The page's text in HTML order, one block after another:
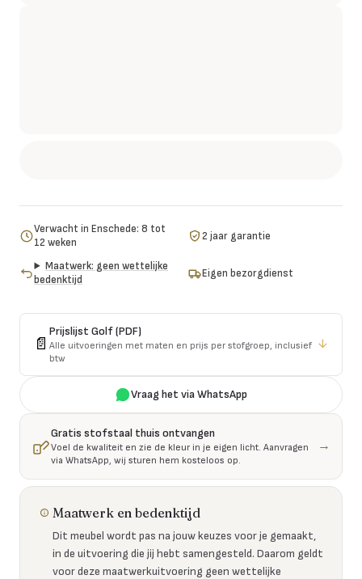
Verwacht in Enschede: 8 tot
12 weken
2 jaar garantie
Maatwerk: geen wettelijke
bedenktijd
Eigen bezorgdienst
📄
Prijslijst Golf(PDF)
Alle uitvoeringen met maten en prijs per stofgroep, inclusief
btw
↓
Vraag het via WhatsApp
Gratis stofstaal thuis ontvangen
Voel de kwaliteit en zie de kleur in je eigen licht. Aanvragen
via WhatsApp, wij sturen hem kosteloos op.
→
Maatwerk en bedenktijd
Dit meubel wordt pas na jouw keuzes voor je gemaakt,
in de uitvoering die jij hebt samengesteld. Daarom geldt
voor deze maatwerkuitvoering geen wettelijke